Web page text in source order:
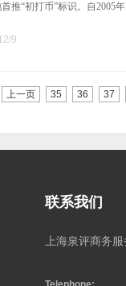
首推“初打币”标识。自2005
9
上一页 35 36 37
联系我们
上海泉评商务